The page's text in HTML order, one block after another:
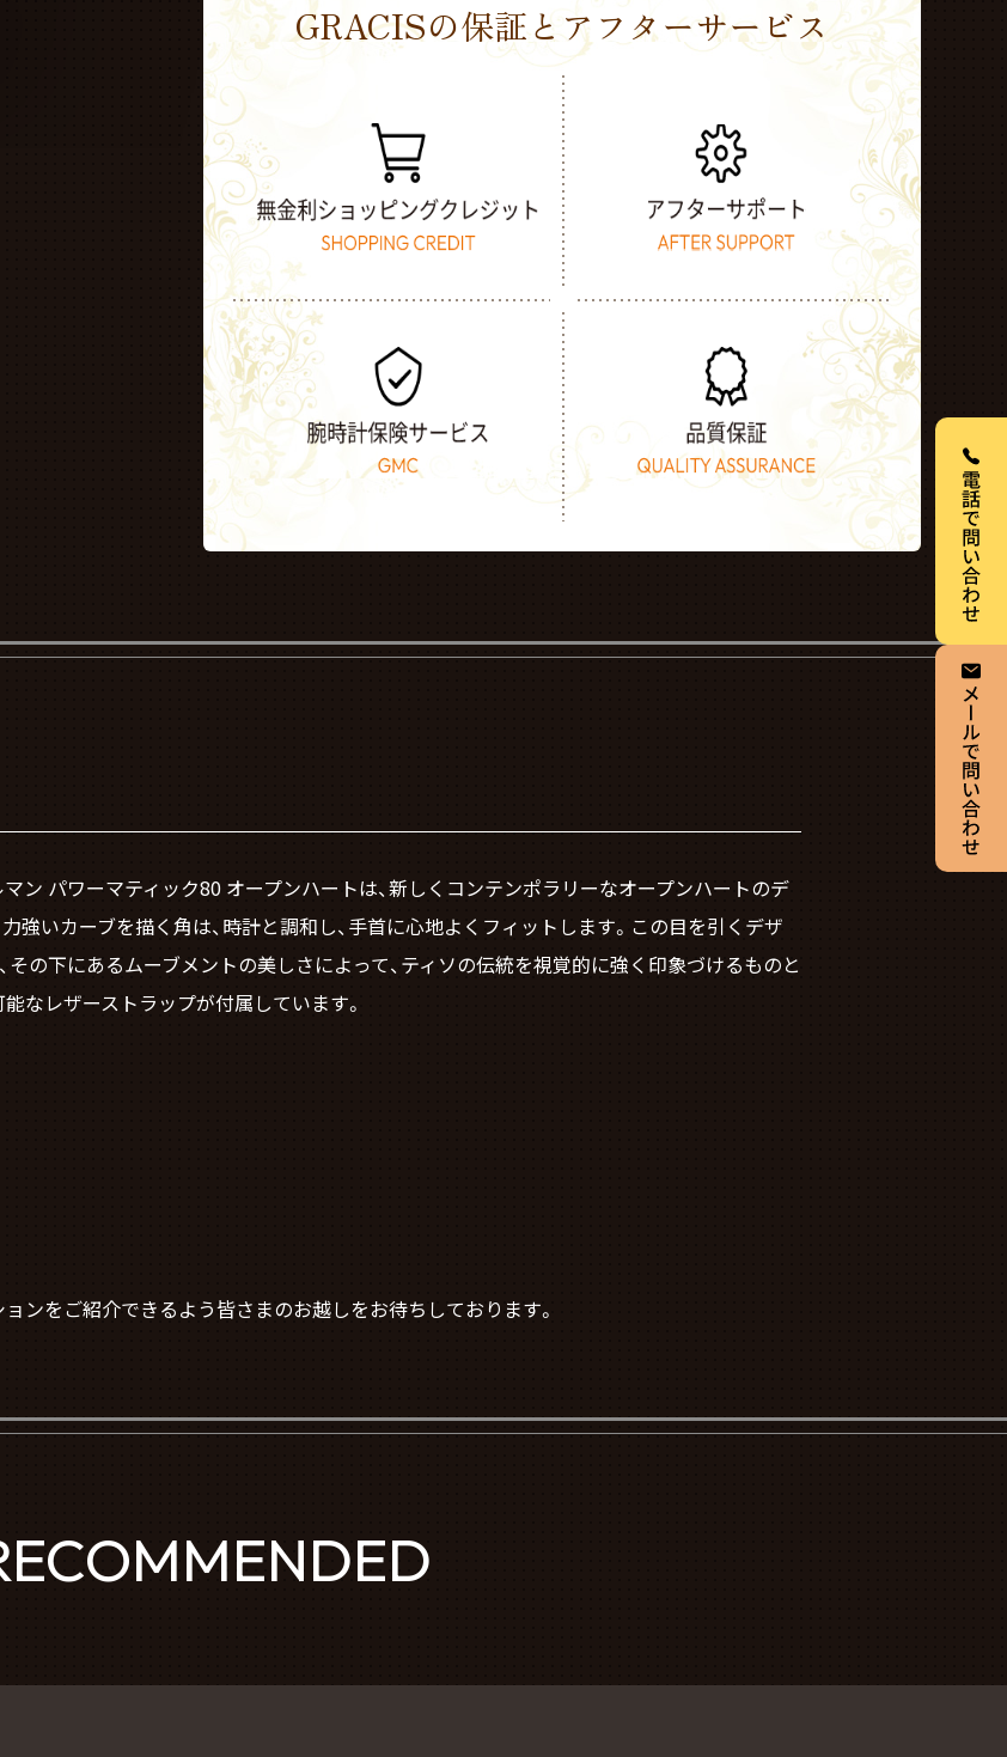
GRACISの保証とアフターサービス
ン パワーマティック80 オープンハートは、新しくコンテンポラリーなオープンハートのデ
強いカーブを描く角は、時計と調和し、手首に心地よくフィットします。この目を引くデザ
その下にあるムーブメントの美しさによって、ティソの伝統を視覚的に強く印象づけるものと
なレザーストラップが付属しています。
ンをご紹介できるよう皆さまのお越しをお待ちしております。